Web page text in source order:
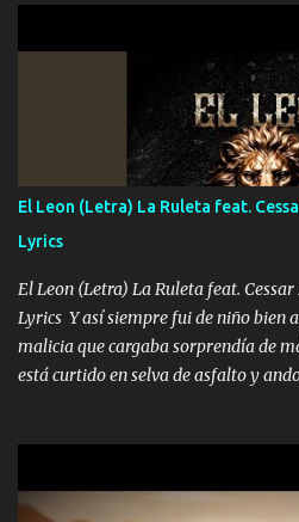
quiso, él tiempo sigue pasando y
seguiré esperando hasta volvernos a
tengo de mi mente no se va, en mi
tu papá, a veces me pongo triste
que tu me escuchas porque tu eres
llega para reunirme contigo, tu
serás mi niño, del amor que yo te
El Leon (Letra) La Ruleta feat.
Lyrics
El Leon (Letra) La Ruleta feat.
Lyrics Y así siempre fui de niño bien
malicia que cargaba sorprendía de
está curtido en selva de asfalto y
pa más pues hay charola les voy a